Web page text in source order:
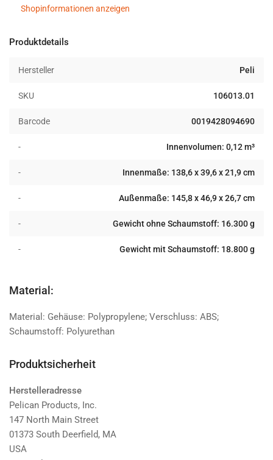
Shopinformationen anzeigen
Produktdetails
Hersteller Peli
SKU 106013.01
Barcode 0019428094690
- Innenvolumen: 0,12 m³
- Innenmaße: 138,6 x 39,6 x 21,9 cm
- Außenmaße: 145,8 x 46,9 x 26,7 cm
- Gewicht ohne Schaumstoff: 16.300 g
- Gewicht mit Schaumstoff: 18.800 g
Material:
Material: Gehäuse: Polypropylene; Verschluss: ABS;
Schaumstoff: Polyurethan
Produktsicherheit
Herstelleradresse
Pelican Products, Inc.
147 North Main Street
01373 South Deerfield, MA
USA